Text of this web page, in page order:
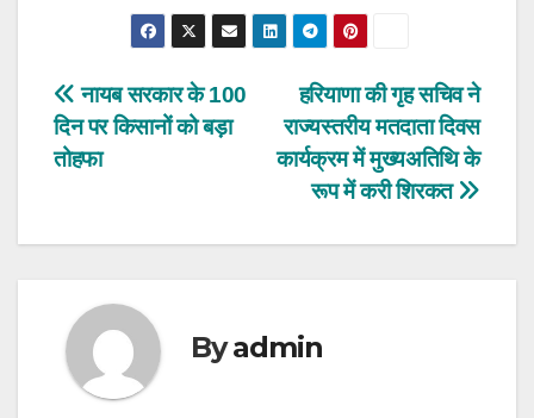
Post
navigation
हरियाणा की गृह सचिव ने
राज्यस्तरीय मतदाता दिवस
कार्यक्रम में मुख्यअतिथि के
रूप में करी शिरकत
नायब सरकार के 100
दिन पर किसानों को बड़ा
तोहफा
Byadmin